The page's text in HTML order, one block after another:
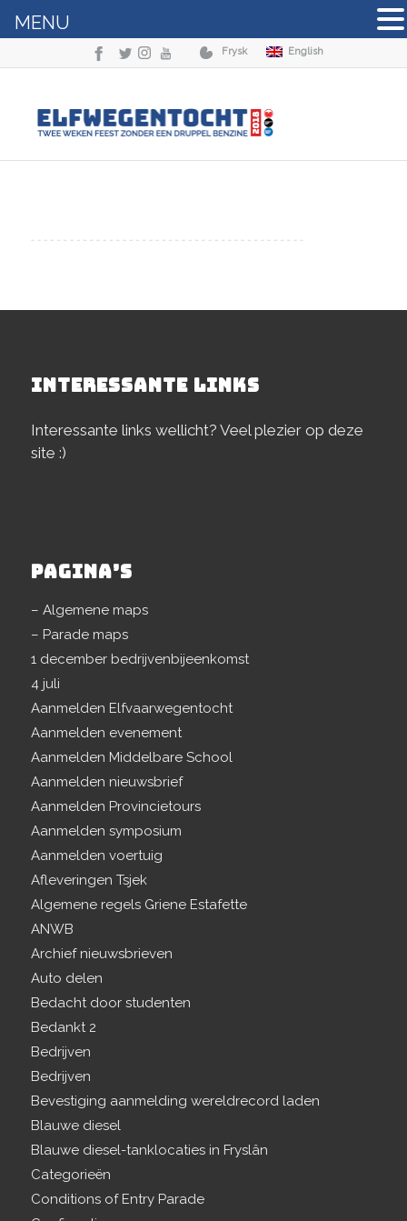
Frysk English
INTERESSANTE LINKS
Interessante links wellicht? Veel plezier op deze
site :)
PAGINA’S
– Algemene maps
– Parade maps
1 december bedrijvenbijeenkomst
4 juli
Aanmelden Elfvaarwegentocht
Aanmelden evenement
Aanmelden Middelbare School
Aanmelden nieuwsbrief
Aanmelden Provincietours
Aanmelden symposium
Aanmelden voertuig
Afleveringen Tsjek
Algemene regels Griene Estafette
ANWB
Archief nieuwsbrieven
Auto delen
Bedacht door studenten
Bedankt 2
Bedrijven
Bedrijven
Bevestiging aanmelding wereldrecord laden
Blauwe diesel
Blauwe diesel-tanklocaties in Fryslân
Categorieën
Conditions of Entry Parade
MENU